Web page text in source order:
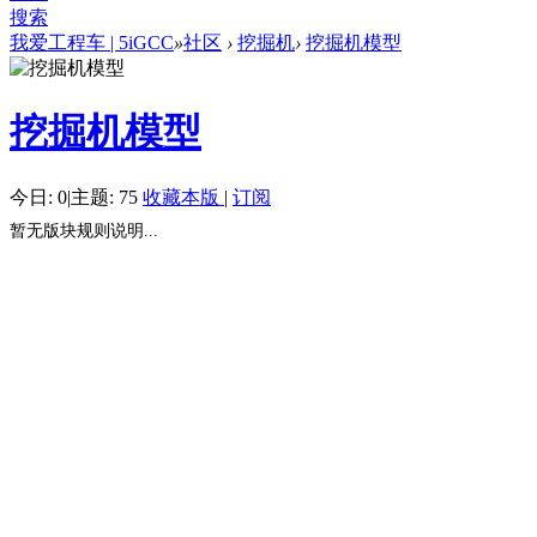
搜索
我爱工程车 | 5iGCC»社区 › 挖掘机› 挖掘机模型
挖掘机模型
今日: 0|主题: 75 收藏本版 | 订阅
暂无版块规则说明...